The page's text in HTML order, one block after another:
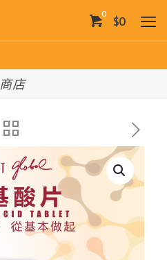
0 $0
商店